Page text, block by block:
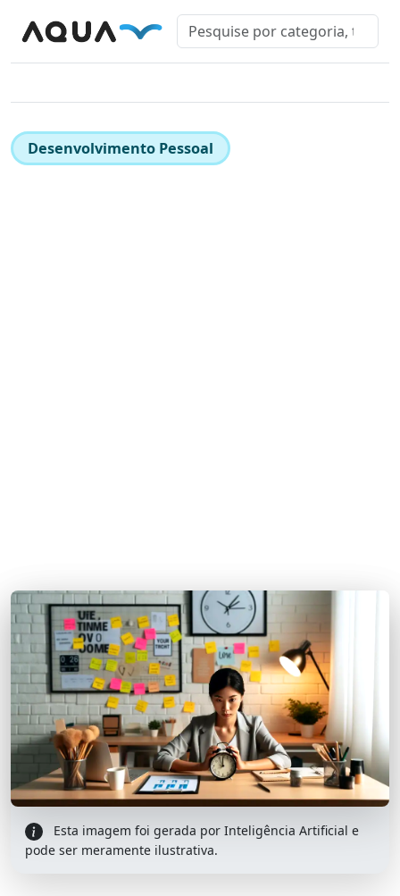
Desenvolvimento Pessoal
Esta imagem foi gerada por Inteligência Artificial e
pode ser meramente ilustrativa.